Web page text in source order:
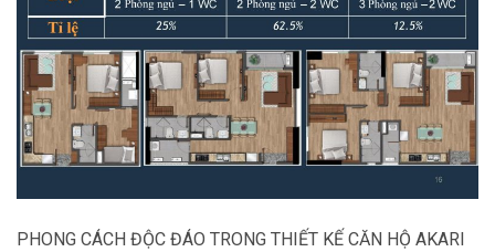
PHONG CÁCH ĐỘC ĐÁO TRONG THIẾT KẾ CĂN HỘ AKARI